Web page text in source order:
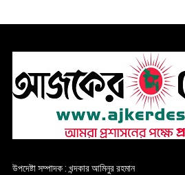
উপদেষ্টা সম্পাদক : খন্দকার আমিনুর রহমান